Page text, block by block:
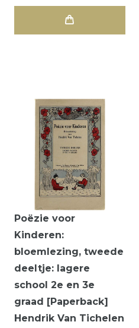
Poëzie voor
Kinderen:
bloemlezing, tweede
deeltje: lagere
school 2e en 3e
graad [Paperback]
Hendrik Van Tichelen